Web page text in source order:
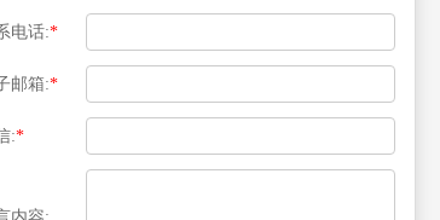
电话:*
邮箱:*
:*